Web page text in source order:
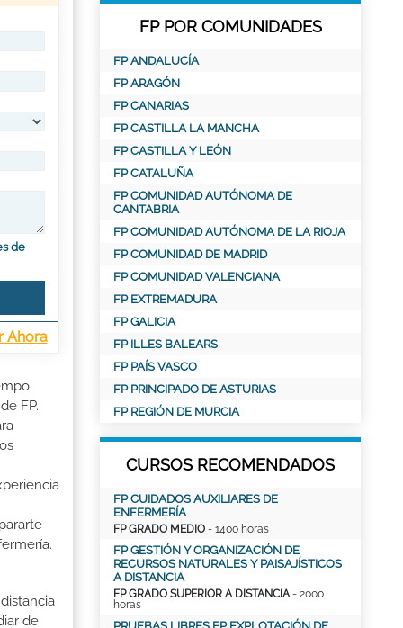
de
Ahora
FP.
de
FP POR COMUNIDADES
FP ANDALUCÍA
FP ARAGÓN
FP CANARIAS
FP CASTILLA LA MANCHA
FP CASTILLA Y LEÓN
FP CATALUÑA
FP COMUNIDAD AUTÓNOMA DE
CANTABRIA
FP COMUNIDAD AUTÓNOMA DE LA RIOJA
FP COMUNIDAD DE MADRID
FP COMUNIDAD VALENCIANA
FP EXTREMADURA
FP GALICIA
FP ILLES BALEARS
FP PAÍS VASCO
FP PRINCIPADO DE ASTURIAS
FP REGIÓN DE MURCIA
CURSOS RECOMENDADOS
FP CUIDADOS AUXILIARES DE
ENFERMERÍA
FP GRADO MEDIO - 1400 horas
FP GESTIÓN Y ORGANIZACIÓN DE
RECURSOS NATURALES Y PAISAJÍSTICOS
A DISTANCIA
FP GRADO SUPERIOR A DISTANCIA- 2000
horas